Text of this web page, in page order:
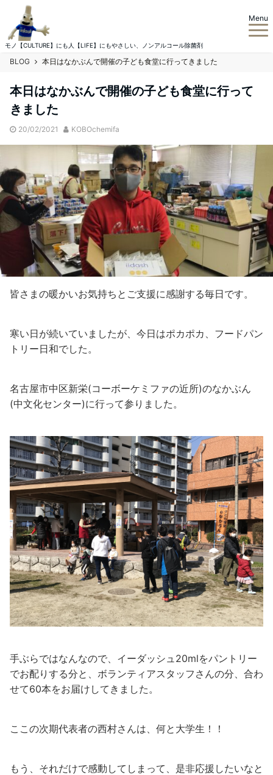
モノ【CULTURE】にも人【LIFE】にもやさしい、ノンアルコール除菌剤
Menu
BLOG 本日はなかぶんで開催の子ども食堂に行ってきました
本日はなかぶんで開催の子ども食堂に行って
きました
20/02/2021 KOBOchemifa
皆さまの暖かいお気持ちとご支援に感謝する毎日です。
寒い日が続いていましたが、今日はポカポカ、フードパン
トリー日和でした。
名古屋市中区新栄(コーボーケミファの近所)のなかぶん
(中文化センター)に行って参りました。
手ぶらではなんなので、イーダッシュ20mlをパントリー
でお配りする分と、ボランティアスタッフさんの分、合わ
せて60本をお届けしてきました。
ここの次期代表者の西村さんは、何と大学生！！
もう、それだけで感動してしまって、是非応援したいなと